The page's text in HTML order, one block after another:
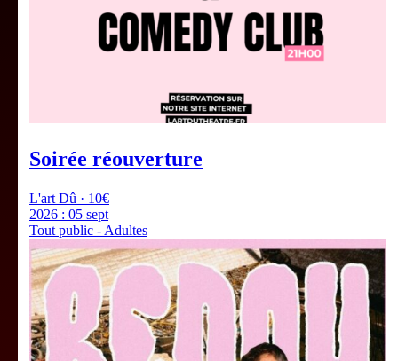
Soirée réouverture
L'art Dû · 10€
2026 : 05 sept
Tout public - Adultes